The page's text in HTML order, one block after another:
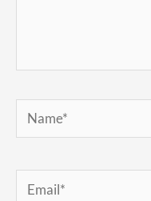
Name*
Email*